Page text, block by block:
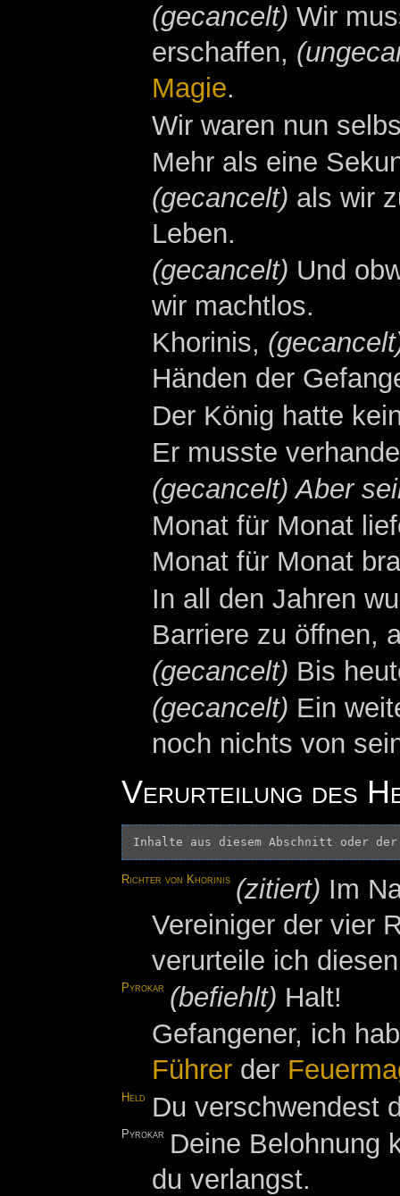
(gecancelt) Wir
erschaffen,
Magie.
Wir waren nun
Mehr als eine
(gecancelt) als wir
Leben.
(gecancelt) Und
wir machtlos.
Khorinis,
Händen der
Der König hatte
Er musste
(gecancelt) Aber
Monat für Monat
Monat für Monat
In all den Jahren
Barriere zu öffnen,
(gecancelt) Bis
(gecancelt) Ein
noch nichts von
Verurteilung des
Inhalte aus diesem Abschnitt oder
Richter von Khorinis (zitiert) Im
Vereiniger der vier
verurteile ich
Pyrokar (befiehlt) Halt!
Gefangener, ich
Führer der
Held Du verschwendest
Pyrokar
Deine Belohnung
du verlangst.